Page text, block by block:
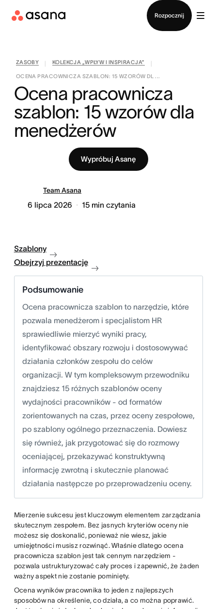
Rozpocznij
ZASOBY KOLEKCJA „WPŁYW I INSPIRACJA”
OCENA PRACOWNICZA SZABLON: 15 WZORÓW DL ...
Ocena pracownicza
szablon: 15 wzorów dla
menedżerów
Wypróbuj Asanę
Team Asana
6 lipca 2026 15 min czytania
Szablony
Obejrzyj prezentację
Podsumowanie
Ocena pracownicza szablon to narzędzie, które
pozwala menedżerom i specjalistom HR
sprawiedliwie mierzyć wyniki pracy,
identyfikować obszary rozwoju i dostosowywać
działania członków zespołu do celów
organizacji. W tym kompleksowym przewodniku
znajdziesz 15 różnych szablonów oceny
wydajności pracowników - od formatów
zorientowanych na czas, przez oceny zespołowe,
po szablony ogólnego przeznaczenia. Dowiesz
się również, jak przygotować się do rozmowy
oceniającej, przekazywać konstruktywną
informację zwrotną i skutecznie planować
działania następcze po przeprowadzeniu oceny.
Mierzenie sukcesu jest kluczowym elementem zarządzania
skutecznym zespołem. Bez jasnych kryteriów oceny nie
możesz się doskonalić, ponieważ nie wiesz, jakie
umiejętności musisz rozwinąć. Właśnie dlatego ocena
pracownicza szablon jest tak cennym narzędziem -
pozwala ustrukturyzować cały proces i zapewnić, że żaden
ważny aspekt nie zostanie pominięty.
Ocena wyników pracownika to jeden z najlepszych
sposobów na określenie, co działa, a co można poprawić.